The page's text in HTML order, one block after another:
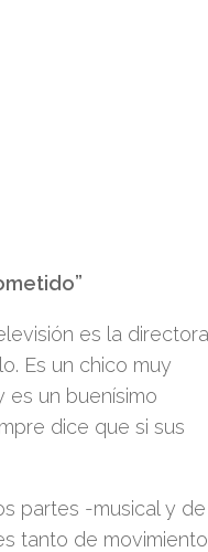
es la directora
Es un chico muy
un buenísimo
dice que si sus
partes -musical y de
tanto de movimiento